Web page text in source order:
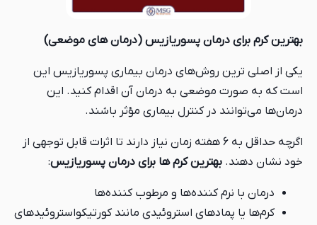
بهترین کرم برای درمان پسوریازیس (درمان های موضعی)
یکی از اصلی ترین روش‌های درمان بیماری پسوریازیس این
است که به صورت موضعی به درمان آن اقدام کنید. این
درمان‌ها می‌توانند در کنترل بیماری مؤثر باشند.
اگرچه حداقل به 6 هفته زمان نیاز دارند تا اثرات قابل توجهی از
خود نشان دهند. بهترین کرم ها برای درمان پسوریازیس:
درمان‌ با نرم کننده‌ها و مرطوب کننده‌ها
کرم‌ها یا پمادهای استروئیدی مانند کورتیکواستروئیدهای